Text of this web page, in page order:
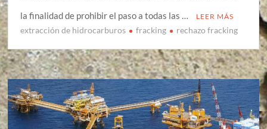
la finalidad de prohibir el paso a todas las …
LEER MÁS
extracción de hidrocarburos fracking rechazo fracking